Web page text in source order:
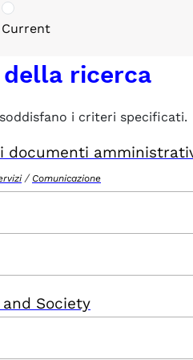
Current
ricerca
i criteri specificati.
documenti
/ Comunicazione
Society